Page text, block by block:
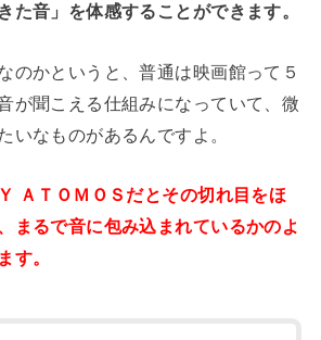
た音」を体感することができます。
のかというと、普通は映画館って５
が聞こえる仕組みになっていて、微
いなものがあるんですよ。
ＡＴＯＭＯＳだとその切れ目をほ
まるで音に包み込まれているかのよ
す。